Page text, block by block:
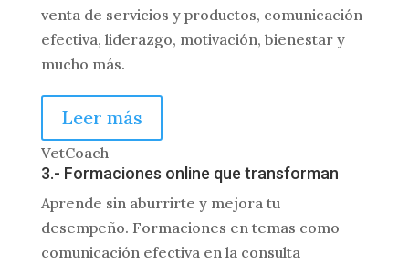
venta de servicios y productos, comunicación
efectiva, liderazgo, motivación, bienestar y
mucho más.
Leer más
VetCoach
3.- Formaciones online que transforman
Aprende sin aburrirte y mejora tu
desempeño. Formaciones en temas como
comunicación efectiva en la consulta